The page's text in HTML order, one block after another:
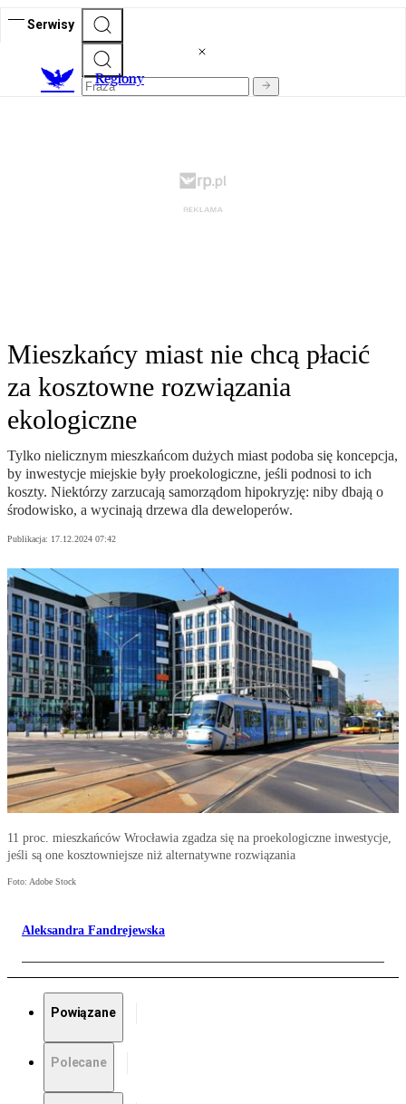
Serwisy
Regiony
Mieszkańcy miast nie chcą płacić
za kosztowne rozwiązania
ekologiczne
Tylko nielicznym mieszkańcom dużych miast podoba się koncepcja,
by inwestycje miejskie były proekologiczne, jeśli podnosi to ich
koszty. Niektórzy zarzucają samorządom hipokryzję: niby dbają o
środowisko, a wycinają drzewa dla deweloperów.
Publikacja: 17.12.2024 07:42
11 proc. mieszkańców Wrocławia zgadza się na proekologiczne inwestycje,
jeśli są one kosztowniejsze niż alternatywne rozwiązania
Foto: Adobe Stock
Aleksandra Fandrejewska
Powiązane
Polecane